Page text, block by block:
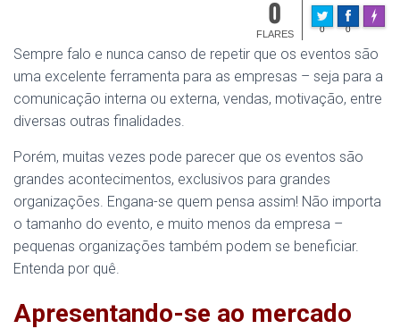
0
FLARES 0 0
Made
Sempre falo e nunca canso de repetir que os eventos são
uma excelente ferramenta para as empresas – seja para a
comunicação interna ou externa, vendas, motivação, entre
diversas outras finalidades.
Porém, muitas vezes pode parecer que os eventos são
grandes acontecimentos, exclusivos para grandes
organizações. Engana-se quem pensa assim! Não importa
o tamanho do evento, e muito menos da empresa –
pequenas organizações também podem se beneficiar.
Entenda por quê.
Apresentando-se ao mercado